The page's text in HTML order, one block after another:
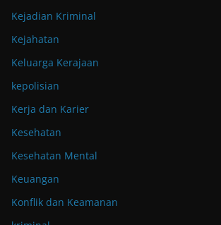
Kejadian Kriminal
Kejahatan
Keluarga Kerajaan
kepolisian
Kerja dan Karier
Kesehatan
Kesehatan Mental
Keuangan
Konflik dan Keamanan